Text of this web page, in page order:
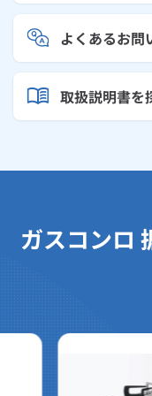
よくあるお問
取扱説明書を
ガスコンロ